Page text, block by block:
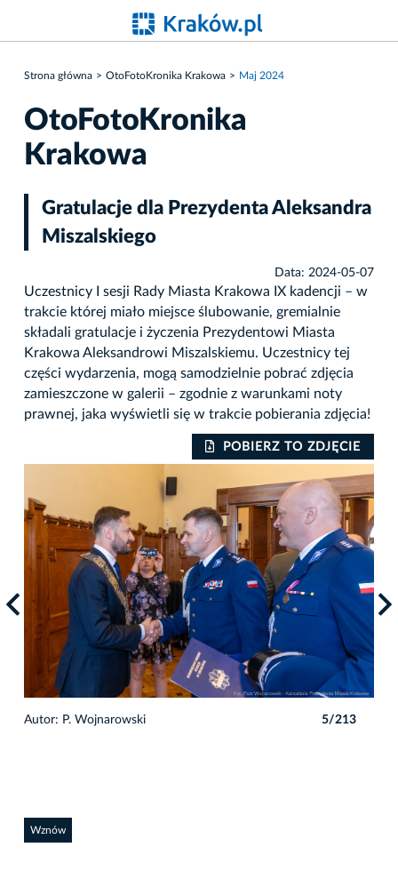
Strona główna OtoFotoKronika Krakowa Maj 2024
OtoFotoKronika
Krakowa
Gratulacje dla Prezydenta Aleksandra
Miszalskiego
Data: 2024-05-07
Uczestnicy I sesji Rady Miasta Krakowa IX kadencji – w
trakcie której miało miejsce ślubowanie, gremialnie
składali gratulacje i życzenia Prezydentowi Miasta
Krakowa Aleksandrowi Miszalskiemu. Uczestnicy tej
części wydarzenia, mogą samodzielnie pobrać zdjęcia
zamieszczone w galerii – zgodnie z warunkami noty
prawnej, jaka wyświetli się w trakcie pobierania zdjęcia!
POBIERZ TO ZDJĘCIE
Autor: P. Wojnarowski 5/213
Wznów